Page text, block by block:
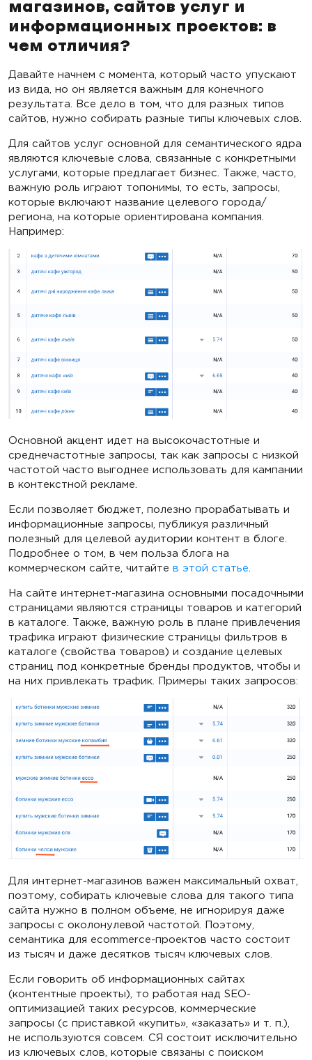
магазинов, сайтов услуг и
информационных проектов: в
чем отличия?
Давайте начнем с момента, который часто упускают
из вида, но он является важным для конечного
результата. Все дело в том, что для разных типов
сайтов, нужно собирать разные типы ключевых слов.
Для сайтов услуг основной для семантического ядра
являются ключевые слова, связанные с конкретными
услугами, которые предлагает бизнес. Также, часто,
важную роль играют топонимы, то есть, запросы,
которые включают название целевого города/
региона, на которые ориентирована компания.
Например:
Основной акцент идет на высокочастотные и
среднечастотные запросы, так как запросы с низкой
частотой часто выгоднее использовать для кампании
в контекстной рекламе.
Если позволяет бюджет, полезно прорабатывать и
информационные запросы, публикуя различный
полезный для целевой аудитории контент в блоге.
Подробнее о том, в чем польза блога на
коммерческом сайте, читайте в этой статье
На сайте интернет-магазина основными посадочными
страницами являются страницы товаров и категорий
в каталоге. Также, важную роль в плане привлечения
трафика играют физические страницы фильтров в
каталоге (свойства товаров) и создание целевых
страниц под конкретные бренды продуктов, чтобы и
на них привлекать трафик. Примеры таких запросов:
Для интернет-магазинов важен максимальный охват,
поэтому, собирать ключевые слова для такого типа
сайта нужно в полном объеме, не игнорируя даже
запросы с околонулевой частотой. Поэтому,
семантика для ecommerce-проектов часто состоит
из тысяч и даже десятков тысяч ключевых слов.
Если говорить об информационных сайтах
(контентные проекты), то работая над SEO-
оптимизацией таких ресурсов, коммерческие
запросы (с приставкой «купить», «заказать» и т. п.),
не используются совсем. СЯ состоит исключительно
из ключевых слов, которые связаны с поиском